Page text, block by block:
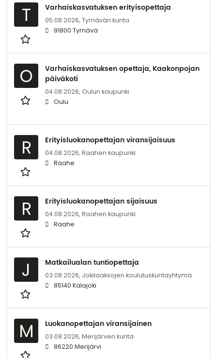
T Varhaiskasvatuksen erityisopettaja
05.08.2026, Tyrnävän kunta
91800 Tyrnävä
O
Varhaiskasvatuksen opettaja, Kaakonpojan
päiväkoti
04.08.2026, Oulun kaupunki
Oulu
R Erityisluokanopettajan viransijaisuus
04.08.2026, Raahen kaupunki
Raahe
R Erityisluokanopettajan sijaisuus
04.08.2026, Raahen kaupunki
Raahe
J Matkailualan tuntiopettaja
03.08.2026, Jokilaaksojen koulutuskuntayhtymä
85140 Kalajoki
M Luokanopettajan viransijainen
03.08.2026, Merijärven kunta
86220 Merijärvi